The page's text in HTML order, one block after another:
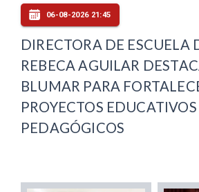
06-08-2026 21:45
DIRECTORA DE ESCUELA
REBECA AGUILAR
BLUMAR PARA
PROYECTOS EDUCATIVOS
PEDAGÓGICOS